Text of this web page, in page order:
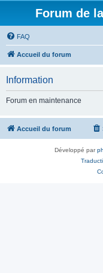
Forum de
FAQ
Accueil du forum
Information
Forum en maintenance
Accueil du forum
Développé par